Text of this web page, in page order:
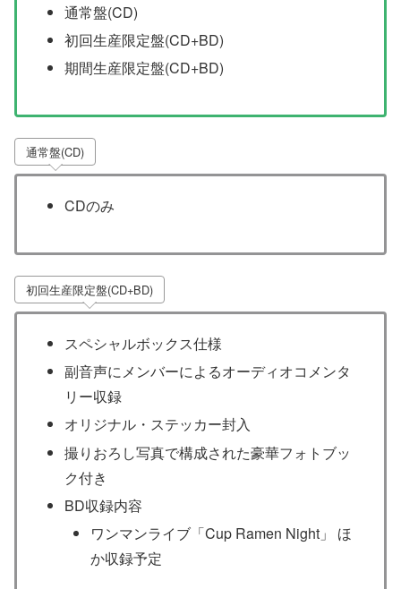
通常盤(CD)
初回生産限定盤(CD+BD)
期間生産限定盤(CD+BD)
通常盤(CD)
CDのみ
初回生産限定盤(CD+BD)
スペシャルボックス仕様
副音声にメンバーによるオーディオコメンタ
リー収録
オリジナル・ステッカー封入
撮りおろし写真で構成された豪華フォトブッ
ク付き
BD収録内容
ワンマンライブ「Cup Ramen Night」 ほ
か収録予定